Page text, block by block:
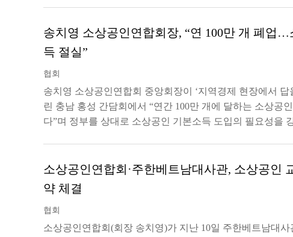
송치영 소상공인연합회장, “연 100만 개 폐업
득 절실”
협회
송치영 소상공인연합회 중앙회장이 ‘지역경제 현장에서 답
린 충남 홍성 간담회에서 “연간 100만 개에 달하는 소상공
다”며 정부를 상대로 소상공인 기본소득 도입의 필요성을
소상공인연합회·주한베트남대사관, 소상공인
약 체결
협회
소상공인연합회(회장 송치영)가 지난 10일 주한베트남대사